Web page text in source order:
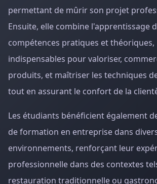
permettant de mûrir son projet
Ensuite, elle combine l'apprentissage
compétences pratiques et théoriques,
indispensables pour valoriser,
produits, et maîtriser les techniques
tout en assurant le confort de la
Les étudiants bénéficient également
de formation en entreprise dans
environnements, renforçant leur
professionnelle dans des contextes
restauration traditionnelle ou